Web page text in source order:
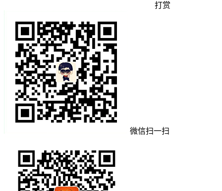
打赏
微信扫一扫